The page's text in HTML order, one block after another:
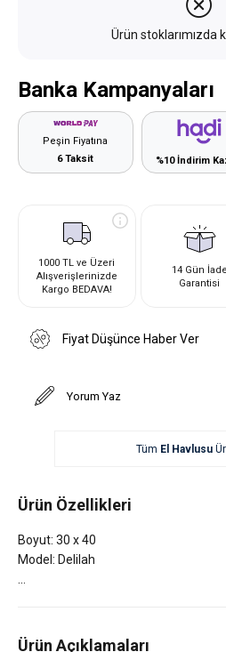
Ürün stoklarımızda
Banka Kampanyaları
Peşin Fiyatına
6 Taksit
%10 İndirim
1000 TL ve Üzeri
Alışverişlerinizde
Kargo BEDAVA!
14 Gün İade
Garantisi
Fiyat Düşünce Haber Ver
Yorum Yaz
Tüm El Havlusu
Ürün Özellikleri
Boyut: 30 x 40
Model: Delilah
Ürün Açıklamaları